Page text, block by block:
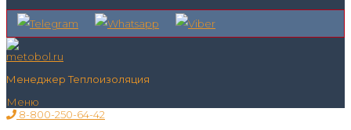
Менеджер Теплоизоляция
Меню
8-800-250-64-42